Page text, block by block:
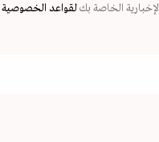
الخاصة بكلقواعد الخصوصية